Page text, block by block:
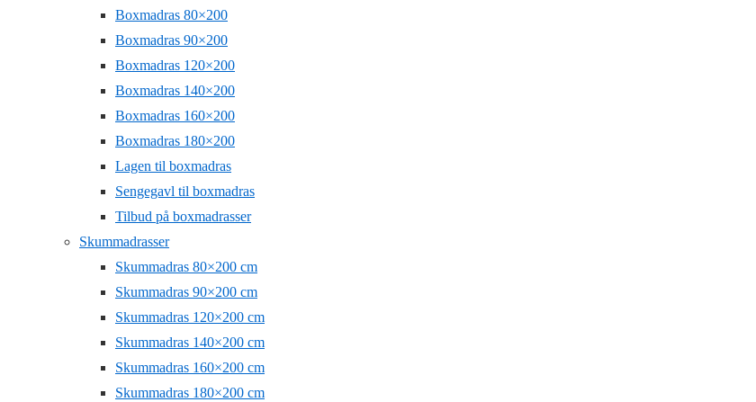
Boxmadras 80×200
Boxmadras 90×200
Boxmadras 120×200
Boxmadras 140×200
Boxmadras 160×200
Boxmadras 180×200
Lagen til boxmadras
Sengegavl til boxmadras
Tilbud på boxmadrasser
Skummadrasser
Skummadras 80×200 cm
Skummadras 90×200 cm
Skummadras 120×200 cm
Skummadras 140×200 cm
Skummadras 160×200 cm
Skummadras 180×200 cm